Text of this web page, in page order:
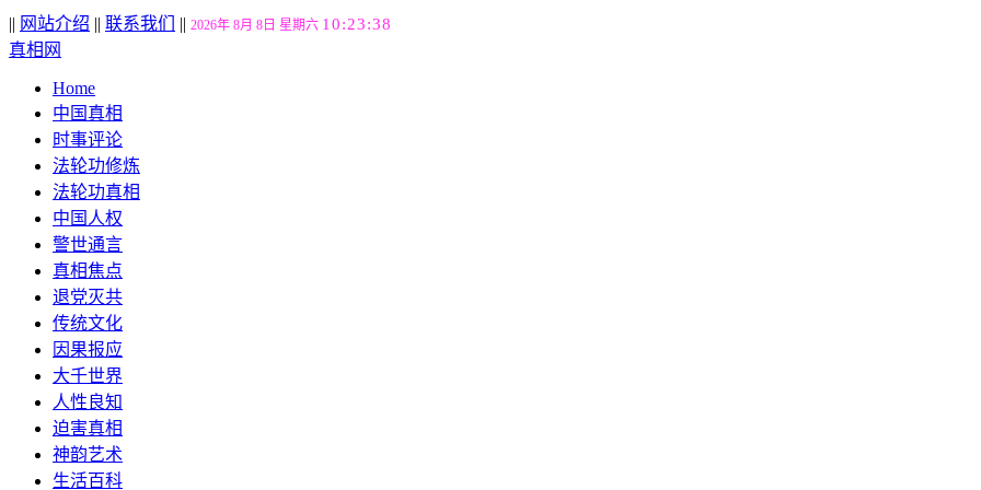
|| 网站介绍 || 联系我们 || 2026年 8月 8日 星期六 10:23:39
真相网
Home
中国真相
时事评论
法轮功修炼
法轮功真相
中国人权
警世通言
真相焦点
退党灭共
传统文化
因果报应
大千世界
人性良知
迫害真相
神韵艺术
生活百科